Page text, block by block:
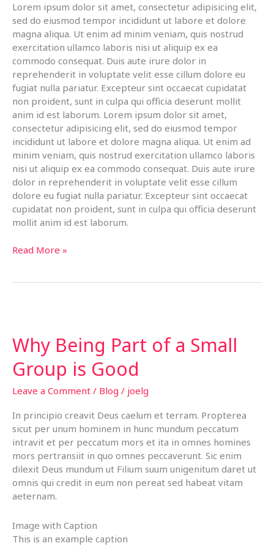
Lorem ipsum dolor sit amet, consectetur adipisicing elit,
sed do eiusmod tempor incididunt ut labore et dolore
magna aliqua. Ut enim ad minim veniam, quis nostrud
exercitation ullamco laboris nisi ut aliquip ex ea
commodo consequat. Duis aute irure dolor in
reprehenderit in voluptate velit esse cillum dolore eu
fugiat nulla pariatur. Excepteur sint occaecat cupidatat
non proident, sunt in culpa qui officia deserunt mollit
anim id est laborum. Lorem ipsum dolor sit amet,
consectetur adipisicing elit, sed do eiusmod tempor
incididunt ut labore et dolore magna aliqua. Ut enim ad
minim veniam, quis nostrud exercitation ullamco laboris
nisi ut aliquip ex ea commodo consequat. Duis aute irure
dolor in reprehenderit in voluptate velit esse cillum
dolore eu fugiat nulla pariatur. Excepteur sint occaecat
cupidatat non proident, sunt in culpa qui officia deserunt
mollit anim id est laborum.
Lorem
Read More »
Why Being Part of a Small
Group is Good
Leave a Comment / Blog / joelg
In principio creavit Deus caelum et terram. Propterea
sicut per unum hominem in hunc mundum peccatum
intravit et per peccatum mors et ita in omnes homines
mors pertransiit in quo omnes peccaverunt. Sic enim
dilexit Deus mundum ut Filium suum unigenitum daret ut
omnis qui credit in eum non pereat sed habeat vitam
aeternam.
Image with Caption
This is an example caption